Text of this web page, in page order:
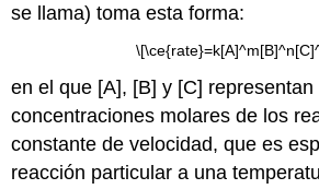
se llama) toma esta forma:
en el que [A], [B] y [C] representan
concentraciones molares de los
constante de velocidad, que es
reacción particular a una